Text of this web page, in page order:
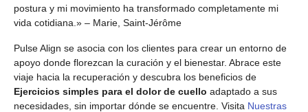
postura y mi movimiento ha transformado completamente mi
vida cotidiana.» – Marie, Saint-Jérôme
Pulse Align se asocia con los clientes para crear un entorno de
apoyo donde florezcan la curación y el bienestar. Abrace este
viaje hacia la recuperación y descubra los beneficios de
Ejercicios simples para el dolor de cuello adaptado a sus
necesidades, sin importar dónde se encuentre. Visita Nuestras